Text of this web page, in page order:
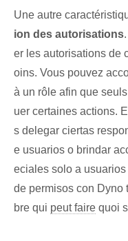
Une autre
ion des autorisations
er‌ les autorisations de
oins. Vous pouvez
à un rôle afin que
uer certaines actions.
s delegar ciertas
e usuarios o brindar
eciales solo⁢ a
de permisos con⁣ Dyno
bre qui peut faire quoi